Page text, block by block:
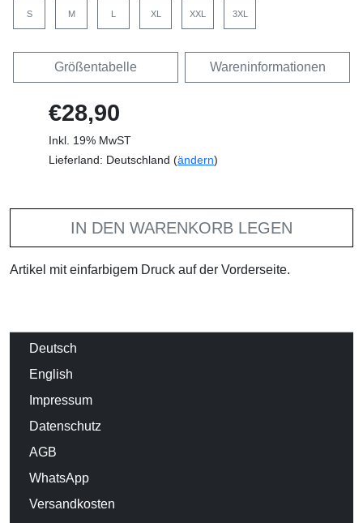
S M XL XXL 3XL
Größentabelle Wareninformationen
€28,90
Inkl. 19% MwST
Lieferland: Deutschland (ändern)
IN DEN WARENKORB LEGEN
Artikel mit einfarbigem Druck auf der Vorderseite.
Deutsch
English
Impressum
Datenschutz
AGB
WhatsApp
Versandkosten